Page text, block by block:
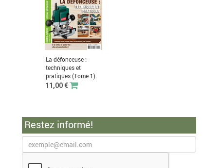
La défonceuse :
techniques et
pratiques (Tome 1)
11,00 €
Restez informé!